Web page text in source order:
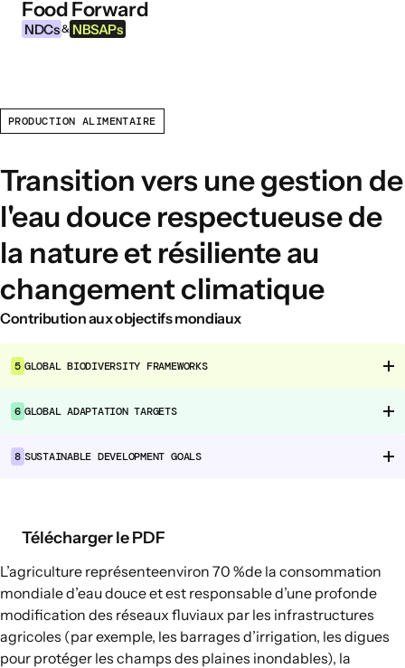
Aller au contenu
Food Forward
NDCs & NBSAPs
INFORMATIONS
À propos de cet outil
Qu’est-ce que les NDCs ?
Qu’est-ce que les NBSAPs ?
Pourquoi agir sur l’agriculture et les
systèmes alimentaires ?
DOMAINES D’INTERVENTION ALIMENTAIRE
Environnement alimentaire
Gouvernance alimentaire
Production alimentaire
Chaînes d’approvisionnement
alimentaire
l’agriculture et des systèmes
alimentaires
Connexions
PRODUCTION ALIMENTAIRE
Transition vers une gestion de
l'eau douce respectueuse de
la nature et résiliente au
changement climatique
Contribution aux objectifs mondiaux
5 GLOBAL BIODIVERSITY FRAMEWORKS
6 GLOBAL ADAPTATION TARGETS
8 SUSTAINABLE DEVELOPMENT GOALS
Télécharger le PDF
L’agriculture représenteenviron 70 %de la consommation
mondiale d’eau douce et est responsable d’une profonde
modification des réseaux fluviaux par les infrastructures
agricoles (par exemple, les barrages d’irrigation, les digues
pour protéger les champs des plaines inondables), la